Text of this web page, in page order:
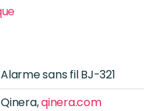
Alarme sans fil BJ-321
Qinera,qinera.com